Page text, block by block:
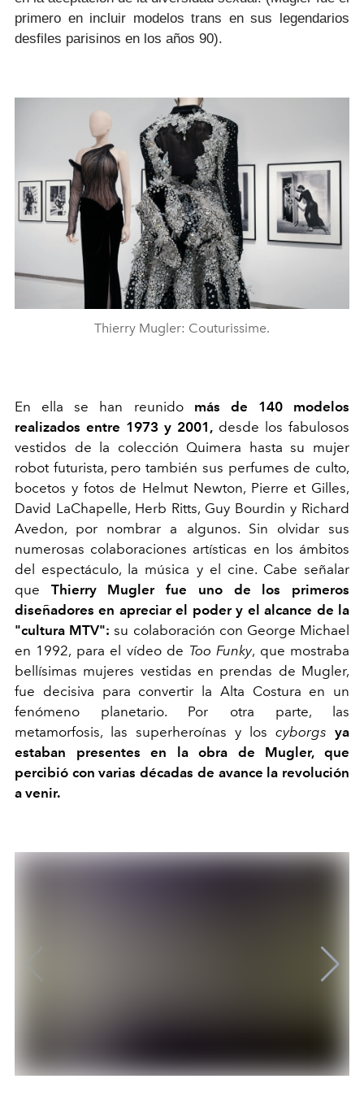
primero en incluir modelos trans en sus legendarios
desfiles parisinos en los años 90).
Thierry Mugler: Couturissime.
En ella se han reunido más de 140 modelos
realizados entre 1973 y 2001, desde los fabulosos
vestidos de la colección Quimera hasta su mujer
robot futurista, pero también sus perfumes de culto,
bocetos y fotos de Helmut Newton, Pierre et Gilles,
David LaChapelle, Herb Ritts, Guy Bourdin y Richard
Avedon, por nombrar a algunos. Sin olvidar sus
numerosas colaboraciones artísticas en los ámbitos
del espectáculo, la música y el cine. Cabe señalar
que Thierry Mugler fue uno de los primeros
diseñadores en apreciar el poder y el alcance de la
"cultura MTV": su colaboración con George Michael
en 1992, para el vídeo de Too Funky, que mostraba
bellísimas mujeres vestidas en prendas de Mugler,
fue decisiva para convertir la Alta Costura en un
fenómeno planetario. Por otra parte, las
metamorfosis, las superheroínas y los cyborgs ya
estaban presentes en la obra de Mugler, que
percibió con varias décadas de avance la revolución
a venir.